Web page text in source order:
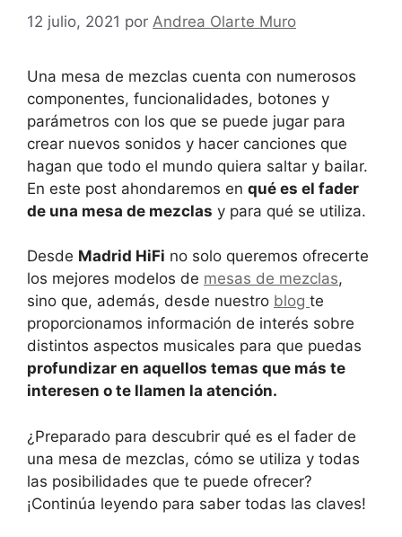
12 julio, 2021 por Andrea Olarte Muro
Una mesa de mezclas cuenta con numerosos
componentes, funcionalidades, botones y
parámetros con los que se puede jugar para
crear nuevos sonidos y hacer canciones que
hagan que todo el mundo quiera saltar y bailar.
En este post ahondaremos en qué es el fader
de una mesa de mezclas y para qué se utiliza.
Desde Madrid HiFi no solo queremos ofrecerte
los mejores modelos de mesas de mezclas,
sino que, además, desde nuestro blog te
proporcionamos información de interés sobre
distintos aspectos musicales para que puedas
profundizar en aquellos temas que más te
interesen o te llamen la atención.
¿Preparado para descubrir qué es el fader de
una mesa de mezclas, cómo se utiliza y todas
las posibilidades que te puede ofrecer?
¡Continúa leyendo para saber todas las claves!